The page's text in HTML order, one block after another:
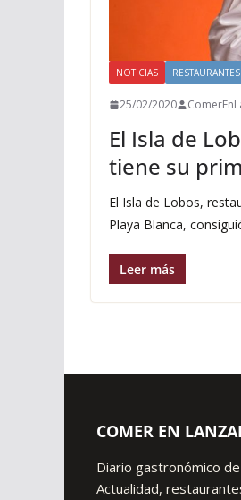
NOTICIAS RESTAURANTES
25/02/2020
El Isla de
tiene su
El Isla de Lobos,
Playa Blanca,
Leer más
COMER EN
Diario gastronómico
Actualidad,